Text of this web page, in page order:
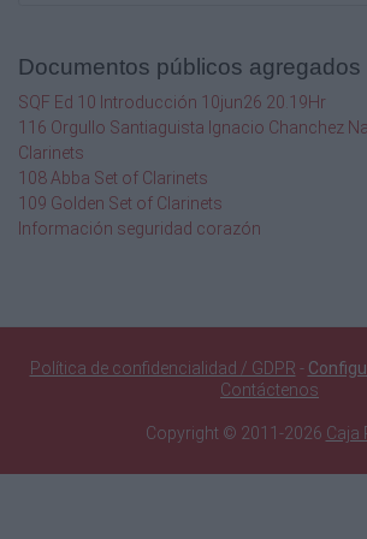
Documentos públicos
SQF Ed 10 Introducción 10jun26 20.19Hr
116 Orgullo Santiaguista Ignacio Chanchez
Clarinets
108 Abba Set of Clarinets
109 Golden Set of Clarinets
Información seguridad corazón
Política de confidencialidad / GDPR -
Contáctenos
Copyright © 2011-2026 Caja